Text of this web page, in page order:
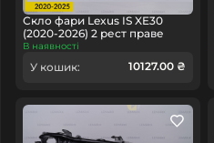
Скло фари Lexus IS XE30
(2020-2026) 2 рест праве
В наявності
У кошик: 10127.00 ₴